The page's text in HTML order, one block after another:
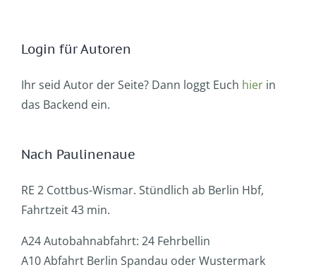
Login für Autoren
Ihr seid Autor der Seite? Dann loggt Euch hier in
das Backend ein.
Nach Paulinenaue
RE 2 Cottbus-Wismar. Stündlich ab Berlin Hbf,
Fahrtzeit 43 min.
A24 Autobahnabfahrt: 24 Fehrbellin
A10 Abfahrt Berlin Spandau oder Wustermark